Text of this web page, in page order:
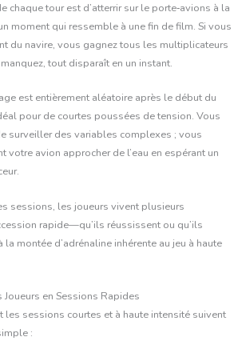
chaque tour est d’atterrir sur le porte‑avions à la
moment qui ressemble à une fin de film. Si vous
du navire, vous gagnez tous les multiplicateurs
tout disparaît en un instant.
est entièrement aléatoire après le début du
pour de courtes poussées de tension. Vous
surveiller des variables complexes ; vous
votre avion approcher de l’eau en espérant un
sessions, les joueurs vivent plusieurs
rapide—qu’ils réussissent ou qu’ils
montée d’adrénaline inhérente au jeu à haute
Joueurs en Sessions Rapides
les sessions courtes et à haute intensité suivent
: